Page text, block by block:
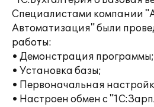
Специалистами компании
Автоматизация" были
работы:
• Демонстрация программы;
• Установка базы;
• Первоначальная
• Настроен обмен с